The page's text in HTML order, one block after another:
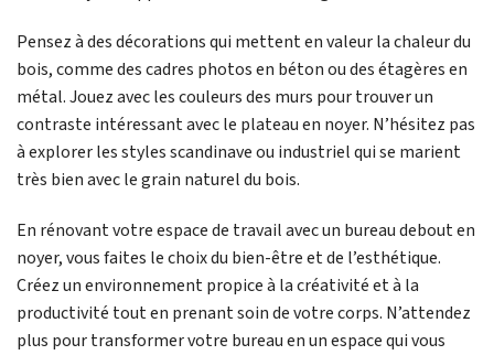
Pensez à des décorations qui mettent en valeur la chaleur du
bois, comme des cadres photos en béton ou des étagères en
métal. Jouez avec les couleurs des murs pour trouver un
contraste intéressant avec le plateau en noyer. N’hésitez pas
à explorer les styles scandinave ou industriel qui se marient
très bien avec le grain naturel du bois.
En rénovant votre espace de travail avec un bureau debout en
noyer, vous faites le choix du bien-être et de l’esthétique.
Créez un environnement propice à la créativité et à la
productivité tout en prenant soin de votre corps. N’attendez
plus pour transformer votre bureau en un espace qui vous